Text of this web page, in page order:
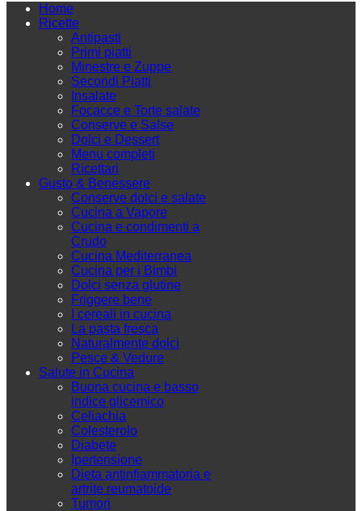
Home
Ricette
Antipasti
Primi piatti
Minestre e Zuppe
Secondi Piatti
Insalate
Focacce e Torte salate
Conserve e Salse
Dolci e Dessert
Menu completi
Ricettari
Gusto & Benessere
Conserve dolci e salate
Cucina a Vapore
Cucina e condimenti a
Crudo
Cucina Mediterranea
Cucina per i Bimbi
Dolci senza glutine
Friggere bene
I cereali in cucina
La pasta fresca
Naturalmente dolci
Pesce & Vedure
Salute in Cucina
Buona cucina e basso
indice glicemico
Celiachia
Colesterolo
Diabete
Ipertensione
Dieta antinfiammatoria e
artrite reumatoide
Tumori